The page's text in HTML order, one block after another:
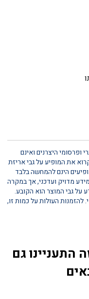
ופרסומי היצרנים ואינם
את המופיע על גבי אריזת
הינם להמחשה בלבד
מדויק ועדכני, אך במקרה
על גבי המוצר הוא הקובע.
במלאי. להזמנות העולות על כמות זו,
התעניינו גם